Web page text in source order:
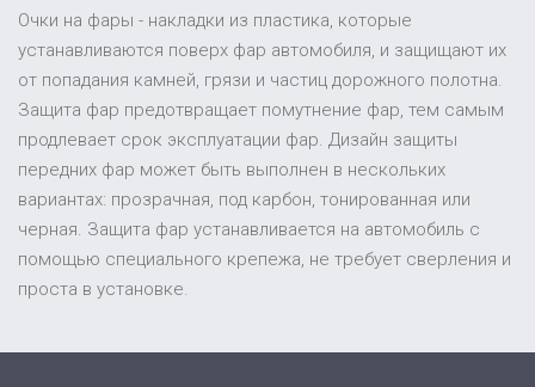
Очки на фары - накладки из пластика, которые
устанавливаются поверх фар автомобиля, и защищают их
от попадания камней, грязи и частиц дорожного полотна.
Защита фар предотвращает помутнение фар, тем самым
продлевает срок эксплуатации фар. Дизайн защиты
передних фар может быть выполнен в нескольких
вариантах: прозрачная, под карбон, тонированная или
черная. Защита фар устанавливается на автомобиль с
помощью специального крепежа, не требует сверления и
проста в установке.